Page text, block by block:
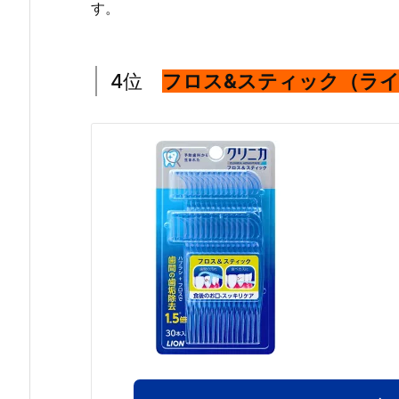
す。
4位 フロス&スティック（ラ